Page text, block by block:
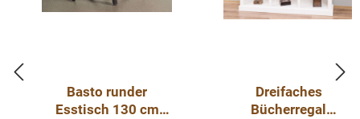
Basto runder
Esstisch 130 cm
Dreifaches
Bücherregal